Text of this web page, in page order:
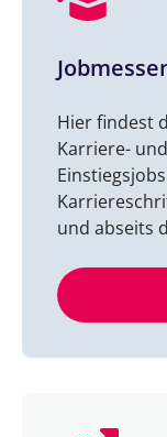
Hier findest
Karriere-
und abseits